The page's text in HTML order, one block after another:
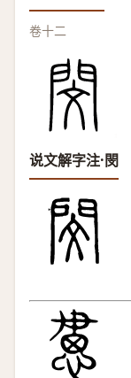
卷十二
说文解字注·閔